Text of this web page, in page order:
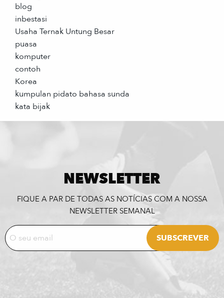
blog
inbestasi
Usaha Ternak Untung Besar
puasa
komputer
contoh
Korea
kumpulan pidato bahasa sunda
kata bijak
NEWSLETTER
FIQUE A PAR DE TODAS AS NOTÍCIAS COM A NOSSA
NEWSLETTER SEMANAL